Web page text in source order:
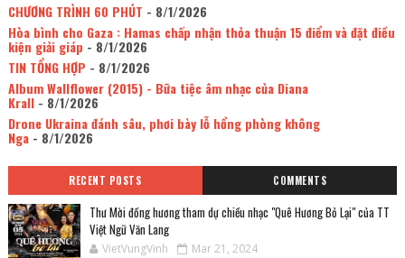
CHƯƠNG TRÌNH 60 PHÚT - 8/1/2026
Hòa bình cho Gaza : Hamas chấp nhận thỏa thuận 15 điểm và đặt điều
kiện giải giáp - 8/1/2026
TIN TỔNG HỢP - 8/1/2026
Album Wallflower (2015) - Bữa tiệc âm nhạc của Diana
Krall- 8/1/2026
Drone Ukraina đánh sâu, phơi bày lỗ hổng phòng không
Nga- 8/1/2026
RECENT POSTS COMMENTS
Thư Mời đồng hương tham dự chiều nhạc "Quê Hương Bỏ Lại" của TT
Việt Ngữ Văn Lang
VietVungVinh Mar 21, 2024